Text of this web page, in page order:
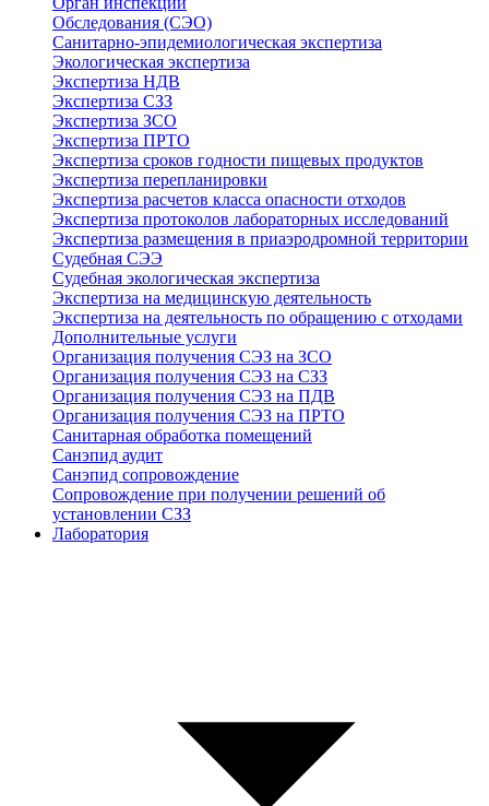
Обследования (СЭО)
Санитарно-эпидемиологическая экспертиза
Экологическая экспертиза
Экспертиза НДВ
Экспертиза СЗЗ
Экспертиза ЗСО
Экспертиза ПРТО
Экспертиза сроков годности пищевых продуктов
Экспертиза перепланировки
Экспертиза расчетов класса опасности отходов
Экспертиза протоколов лабораторных исследований
Экспертиза размещения в приаэродромной территории
Судебная СЭЭ
Судебная экологическая экспертиза
Экспертиза на медицинскую деятельность
Экспертиза на деятельность по обращению с отходами
Дополнительные услуги
Организация получения СЭЗ на ЗСО
Организация получения СЭЗ на СЗЗ
Организация получения СЭЗ на ПДВ
Организация получения СЭЗ на ПРТО
Санитарная обработка помещений
Санэпид аудит
Санэпид сопровождение
Сопровождение при получении решений об
установлении СЗЗ
Лаборатория